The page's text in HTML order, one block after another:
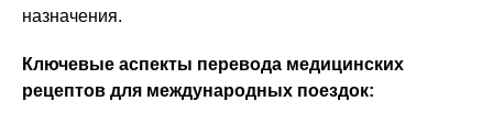
назначения.
Ключевые аспекты перевода медицинских
рецептов для международных поездок: